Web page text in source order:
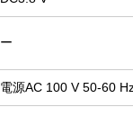
ー
電源AC 100 V 50-60